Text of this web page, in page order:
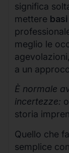
significa
mettere
meglio le
a un
È normale
incertezze:
storia
Quello che
semplice